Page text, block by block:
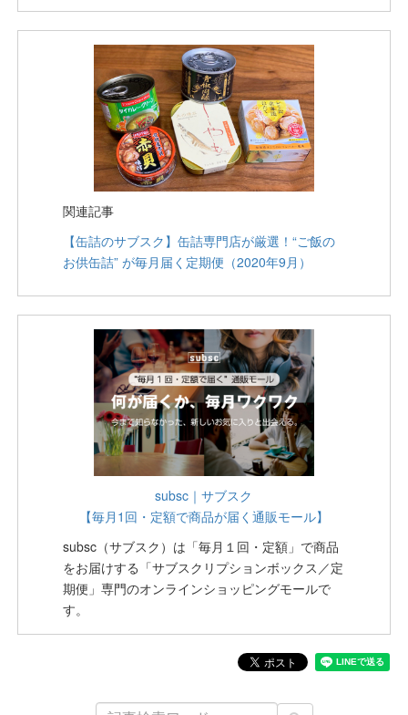
関連記事
【缶詰のサブスク】缶詰専門店が厳選！“ご飯の
お供缶詰” が毎月届く定期便（2020年9月）
subsc｜サブスク
【毎月1回・定額で商品が届く通販モール】
subsc（サブスク）は「毎月１回・定額」で商品
をお届けする「サブスクリプションボックス／定
期便」専門のオンラインショッピングモールで
す。